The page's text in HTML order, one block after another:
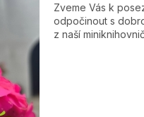
Zveme Vás k
odpočinout s
z naší